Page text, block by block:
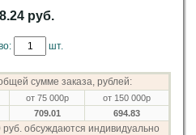
руб.
шт.
сумме заказа, рублей:
от 75 000р
от 150 000р
709.01 694.83
обсуждаются индивидуально